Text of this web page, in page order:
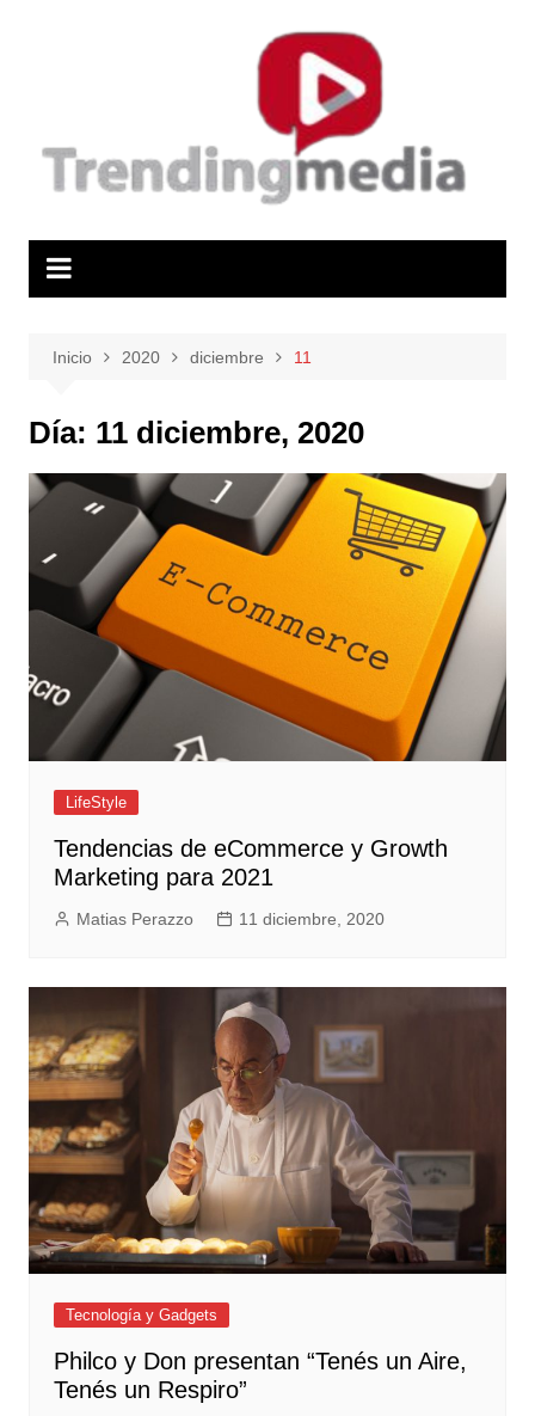
Inicio 2020 diciembre 11
Día: 11 diciembre, 2020
LifeStyle
Tendencias de eCommerce y Growth
Marketing para 2021
Matias Perazzo 11 diciembre, 2020
Tecnología y Gadgets
Philco y Don presentan “Tenés un Aire,
Tenés un Respiro”